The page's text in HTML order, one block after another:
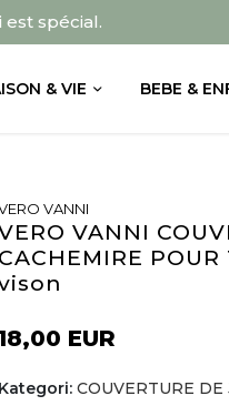
est spécial.
& VIE BEBE &
VANNI
VANNI
CACHEMIRE
EUR
Kategori: COUVERTURE